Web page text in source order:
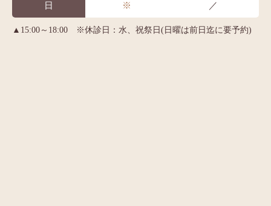
日 ※ ／
▲15:00～18:00 ※休診日：水、祝祭日(日曜は前日迄に要予約)